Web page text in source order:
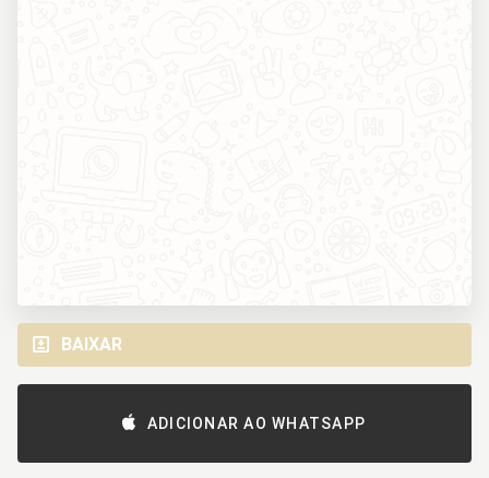
BAIXAR
ADICIONAR AO WHATSAPP